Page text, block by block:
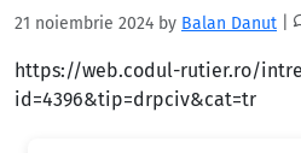
21 noiembrie 2024 by Balan Danut
https://web.codul-rutier.ro/
id=4396&tip=drpciv&cat=tr